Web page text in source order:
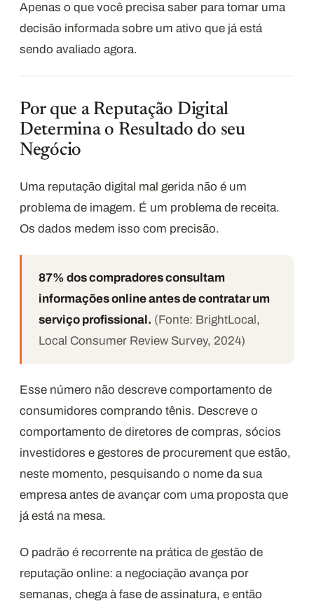
Apenas o que você precisa saber para tomar uma
decisão informada sobre um ativo que já está
sendo avaliado agora.
Por que a Reputação Digital
Determina o Resultado do seu
Negócio
Uma reputação digital mal gerida não é um
problema de imagem. É um problema de receita.
Os dados medem isso com precisão.
87% dos compradores consultam
informações online antes de contratar um
serviço profissional. (Fonte: BrightLocal,
Local Consumer Review Survey, 2024)
Esse número não descreve comportamento de
consumidores comprando tênis. Descreve o
comportamento de diretores de compras, sócios
investidores e gestores de procurement que estão,
neste momento, pesquisando o nome da sua
empresa antes de avançar com uma proposta que
já está na mesa.
O padrão é recorrente na prática de gestão de
reputação online: a negociação avança por
semanas, chega à fase de assinatura, e então